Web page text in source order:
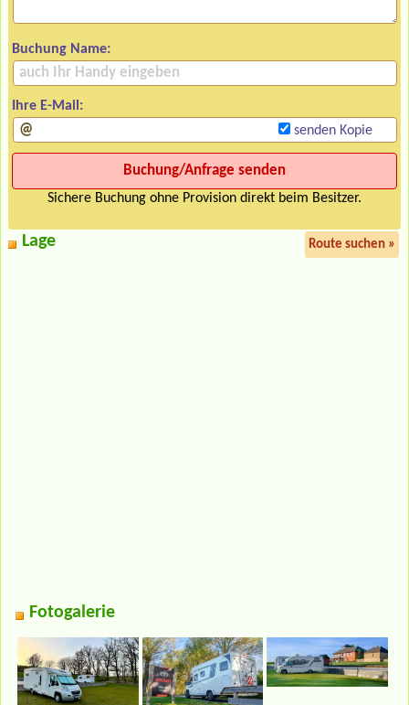
Buchung Name:
Ihre E-Mail:
senden Kopie
Sichere Buchung ohne Provision direkt beim Besitzer.
Lage Route suchen »
Fotogalerie